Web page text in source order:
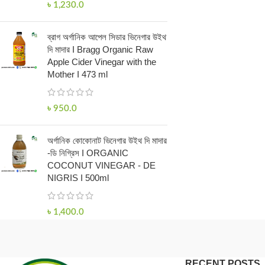
৳ 1,230.0
ব্রাগ অর্গানিক আপেল সিডার ভিনেগার উইথ
দি মাদার I Bragg Organic Raw
Apple Cider Vinegar with the
Mother I 473 ml
৳ 950.0
অর্গানিক কোকোনাট ভিনেগার উইথ দি মাদার
-ডি নিগ্রিস I ORGANIC
COCONUT VINEGAR - DE
NIGRIS I 500ml
৳ 1,400.0